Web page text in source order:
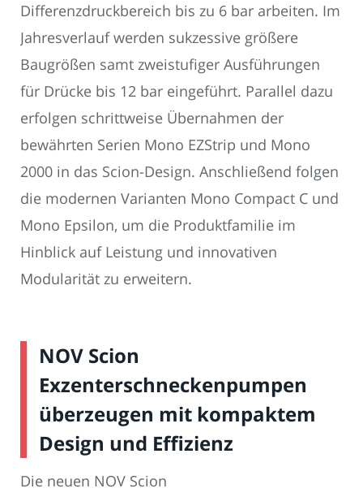
Differenzdruckbereich bis zu 6 bar arbeiten. Im
Jahresverlauf werden sukzessive größere
Baugrößen samt zweistufiger Ausführungen
für Drücke bis 12 bar eingeführt. Parallel dazu
erfolgen schrittweise Übernahmen der
bewährten Serien Mono EZStrip und Mono
2000 in das Scion-Design. Anschließend folgen
die modernen Varianten Mono Compact C und
Mono Epsilon, um die Produktfamilie im
Hinblick auf Leistung und innovativen
Modularität zu erweitern.
NOV Scion
Exzenterschneckenpumpen
überzeugen mit kompaktem
Design und Effizienz
Die neuen NOV Scion